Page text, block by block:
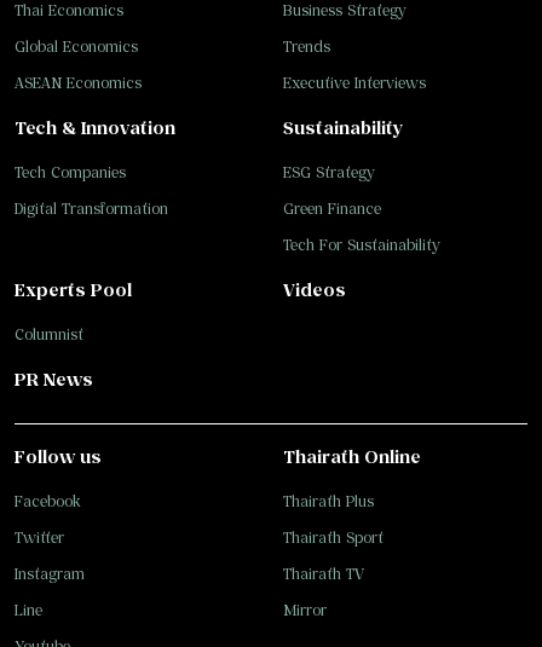
Business Strategy
Trends
Executive Interviews
Tech & Innovation
Tech Companies
Digital Transformation
Sustainability
ESG Strategy
Green Finance
Tech For Sustainability
Thai Economics
Global Economics
ASEAN Economics
Experts Pool
Columnist
Videos
PR News
Follow us
Facebook
Twitter
Instagram
Line
Thairath Online
Thairath Plus
Thairath Sport
Thairath TV
Mirror